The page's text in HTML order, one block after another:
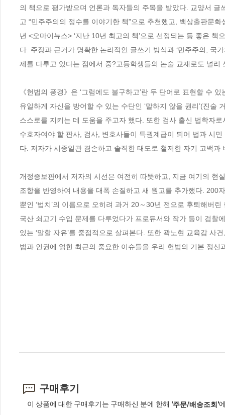
의 책으로 평가받으며 언론과 독자들의 주목을 받았다. 교양서
고 “민주주의의 정수를 이야기한 책”으로 추천했고, 백상출판문
년 <오마이뉴스> ‘지난 10년 최고의 책’으로 선정되는 등 좋은
다. 주장과 근거가 명확한 논리적인 글쓰기 방식과 ‘민주주의, 국
제를 다루고 있다는 점에서 중?고등학생들의 논술 교재로도 널리
《헌법의 풍경》은 ‘그럼에도 불구하고’란 두 단어로 표현할 수
유일하게 자신을 방어할 수 있는 수단인 ‘말하지 않을 권리’(진
스스로를 지키는 데 도움을 주고자 했다. 또한 검사 출신 법학자
수호자여야 할 판사, 검사, 변호사들이 특권계급이 되어 법과 시
다. 저자가 시종일관 겸손하고 솔직한 태도로 철저한 자기 고백
개정증보판에서 저자의 시선은 여전히 따뜻하고, 지금 여기의 현
조항을 반영하여 내용을 대폭 손질하고 새 원고를 추가했다. 200
뿐인 ‘법치’의 이름으로 오히려 과거 20～30년 전으로 후퇴해버
국산 쇠고기 수입 문제를 다루었다가 프로듀서와 작가 등이 검찰
있는 ‘말할 자유’를 중점적으로 살펴본다. 또한 곽노현 교육감
법과 인권에 얽힌 최근의 중요한 이슈들을 우리 헌법의 기본 정신
구매후기
이 상품에 대한 구매후기는 구매하신 분에 한해 '주문/배송조회'